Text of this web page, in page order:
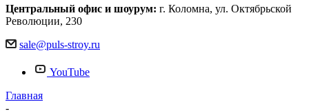
Центральный офис и шоурум: г. Коломна, ул. Октябрьской
Революции, 230
sale@puls-stroy.ru
YouTube
Главная
-